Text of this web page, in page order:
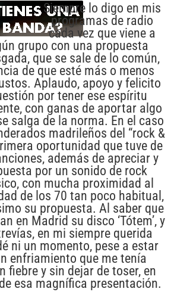
Siempre lo digo en mis
programas de radio
cada vez que viene a
grupo con una propuesta
que se sale de lo común,
de que esté más o menos
Aplaudo, apoyo y felicito
por tener ese espíritu
con ganas de aportar algo
salga de la norma. En el caso
madrileños del “rock &
oportunidad que tuve de
además de apreciar y
por un sonido de rock
con mucha proximidad al
de los 70 tan poco habitual,
su propuesta. Al saber que
en Madrid su disco ‘Tótem’, y
en mi siempre querida
ni un momento, pese a estar
enfriamiento que me tenía
fiebre y sin dejar de toser, en
esa magnífica presentación.